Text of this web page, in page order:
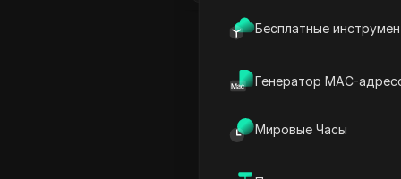
Бесплатные
Генератор MAC-
Мировые Часы
Play Video:Обновления